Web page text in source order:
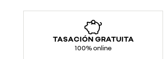
TASACIÓN GRATUITA
100% online